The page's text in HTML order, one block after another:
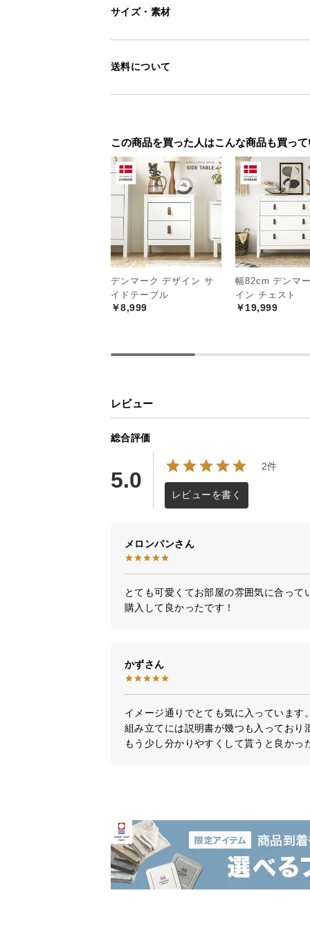
美しい空間を生み
ト
なる生活感を感じさせない上質なお
サイズ・素材
送料について
この商品を買った人はこんな商品も買っ
デンマーク デザイン サ
イドテーブル
￥8,999
幅82cm デンマ
イン チェスト
￥19,999
レビュー
総合評価
5.0
2件
レビューを書く
メロンパン
とても可愛くてお部屋の雰囲気に合って
購入して良かったです！
かず
イメージ通りでとても気に入っています
組み立てには説明書が幾つも入っており
もう少し分かりやすくして貰うと良かっ